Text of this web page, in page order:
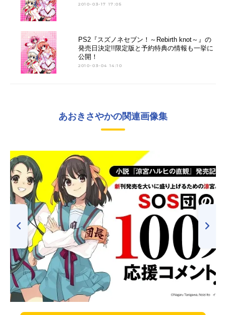
2010-03-17 17:05
PS2『スズノネセブン！～Rebirth knot～』の
発売日決定!!限定版と予約特典の情報も一挙に
公開！
2010-03-04 14:10
あおきさやかの関連画像集